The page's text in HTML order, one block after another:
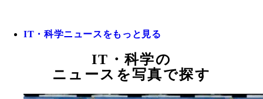
IT・科学ニュースをもっと見る
IT・科学の
ニュースを写真で探す